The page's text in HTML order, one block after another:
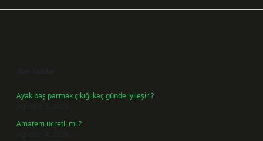
Son Yazılar
Ayak baş parmak çıkığı kaç günde iyileşir ?
Ağustos 5, 2026
Amatem ücretli mi ?
Ağustos 4, 2026